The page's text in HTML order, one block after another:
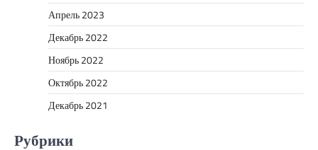
Апрель 2023
Декабрь 2022
Ноябрь 2022
Октябрь 2022
Декабрь 2021
Рубрики